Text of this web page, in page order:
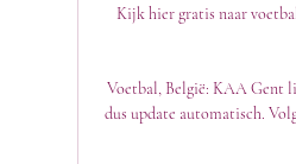
Kijk hier gratis naar
Voetbal, België: KAA Gent
dus update automatisch.